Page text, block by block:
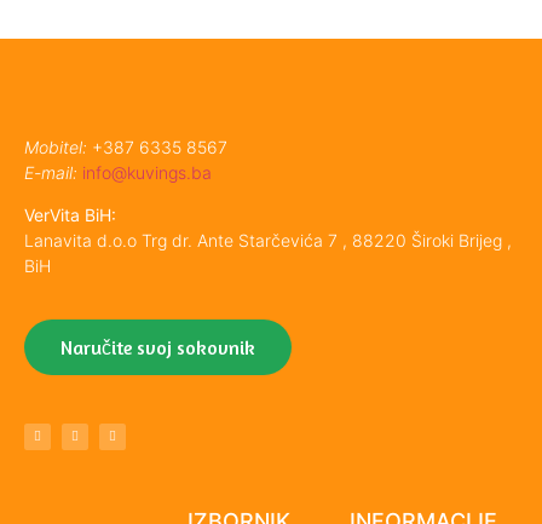
Mobitel: +387 6335 8567
E-mail: info@kuvings.ba
VerVita BiH:
Lanavita d.o.o Trg dr. Ante Starčevića 7 , 88220 Široki Brijeg ,
BiH
Naručite svoj sokovnik